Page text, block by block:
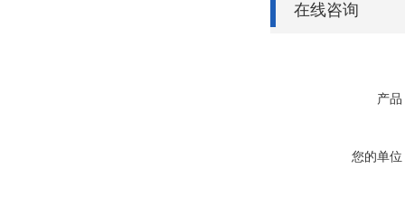
在线咨询
产品
您的单位